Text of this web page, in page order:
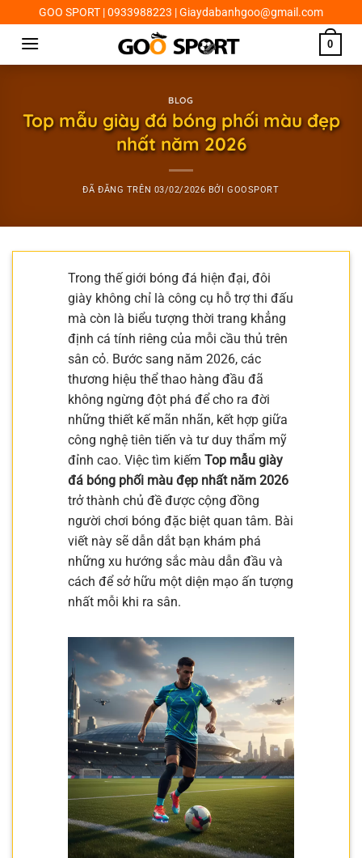
Chuyển
đến
dung
GOO SPORT | 0933988223 | Giaydabanhgoo@gmail.com
0
BLOG
Top mẫu giày đá bóng phối màu đẹp
nhất năm 2026
ĐÃ ĐĂNG TRÊN 03/02/2026 BỞIGOOSPORT
Trong thế giới bóng đá hiện đại, đôi
giày không chỉ là công cụ hỗ trợ thi đấu
mà còn là biểu tượng thời trang khẳng
định cá tính riêng của mỗi cầu thủ trên
sân cỏ. Bước sang năm 2026, các
thương hiệu thể thao hàng đầu đã
không ngừng đột phá để cho ra đời
những thiết kế mãn nhãn, kết hợp giữa
công nghệ tiên tiến và tư duy thẩm mỹ
đỉnh cao. Việc tìm kiếm Top mẫu giày
đá bóng phối màu đẹp nhất năm 2026
trở thành chủ đề được cộng đồng
người chơi bóng đặc biệt quan tâm. Bài
viết này sẽ dẫn dắt bạn khám phá
những xu hướng sắc màu dẫn đầu và
cách để sở hữu một diện mạo ấn tượng
nhất mỗi khi ra sân.